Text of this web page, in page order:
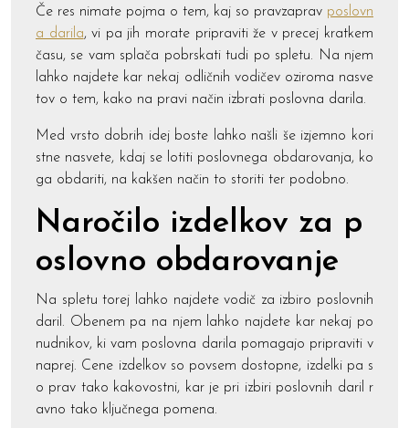
Če res nimate pojma o tem, kaj so pravzaprav poslovn
a darila, vi pa jih morate pripraviti že v precej kratkem
času, se vam splača pobrskati tudi po spletu. Na njem
lahko najdete kar nekaj odličnih vodičev oziroma nasve
tov o tem, kako na pravi način izbrati poslovna darila.
Med vrsto dobrih idej boste lahko našli še izjemno kori
stne nasvete, kdaj se lotiti poslovnega obdarovanja, ko
ga obdariti, na kakšen način to storiti ter podobno.
Naročilo izdelkov za p
oslovno obdarovanje
Na spletu torej lahko najdete vodič za izbiro poslovnih
daril. Obenem pa na njem lahko najdete kar nekaj po
nudnikov, ki vam poslovna darila pomagajo pripraviti v
naprej. Cene izdelkov so povsem dostopne, izdelki pa s
o prav tako kakovostni, kar je pri izbiri poslovnih daril r
avno tako ključnega pomena.